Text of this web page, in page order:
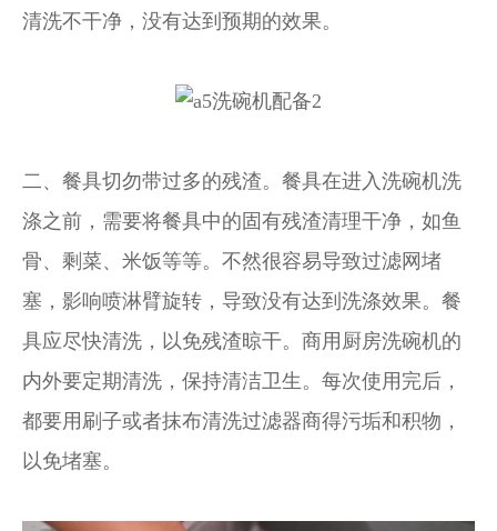
清洗不干净，没有达到预期的效果。
二、餐具切勿带过多的残渣。餐具在进入洗碗机洗
涤之前，需要将餐具中的固有残渣清理干净，如鱼
骨、剩菜、米饭等等。不然很容易导致过滤网堵
塞，影响喷淋臂旋转，导致没有达到洗涤效果。餐
具应尽快清洗，以免残渣晾干。商用厨房洗碗机的
内外要定期清洗，保持清洁卫生。每次使用完后，
都要用刷子或者抹布清洗过滤器商得污垢和积物，
以免堵塞。